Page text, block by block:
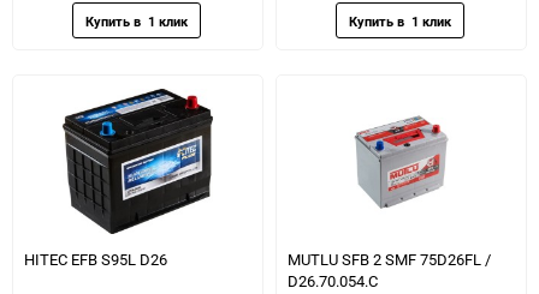
HITEC EFB S95L D26
MUTLU SFB 2 SMF 75D26FL /
D26.70.054.C